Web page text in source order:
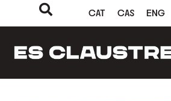
CAT CAS ENG